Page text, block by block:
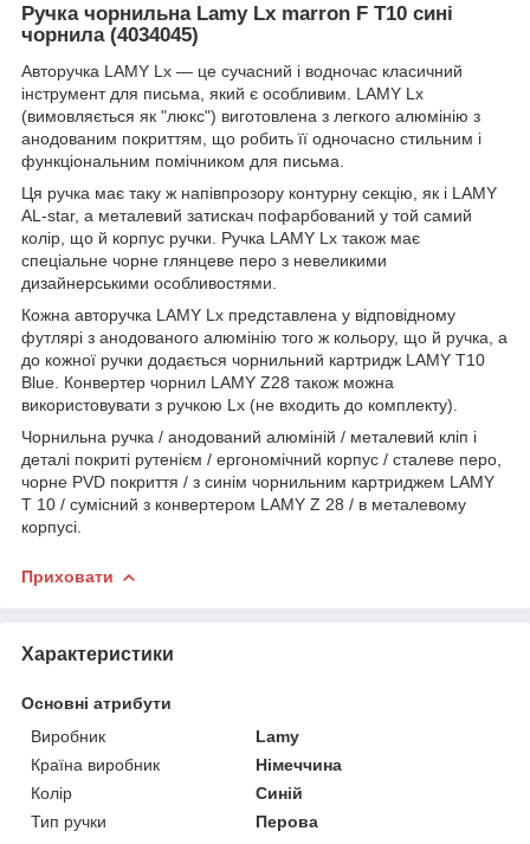
Ручка чорнильна Lamy Lx marron F T10 сині
чорнила (4034045)
Авторучка LAMY Lx — це сучасний і водночас класичний
інструмент для письма, який є особливим. LAMY Lx
(вимовляється як "люкс") виготовлена з легкого алюмінію з
анодованим покриттям, що робить її одночасно стильним і
функціональним помічником для письма.
Ця ручка має таку ж напівпрозору контурну секцію, як і LAMY
AL-star, а металевий затискач пофарбований у той самий
колір, що й корпус ручки. Ручка LAMY Lx також має
спеціальне чорне глянцеве перо з невеликими
дизайнерськими особливостями.
Кожна авторучка LAMY Lx представлена у відповідному
футлярі з анодованого алюмінію того ж кольору, що й ручка, а
до кожної ручки додається чорнильний картридж LAMY T10
Blue. Конвертер чорнил LAMY Z28 також можна
використовувати з ручкою Lx (не входить до комплекту).
Чорнильна ручка / анодований алюміній / металевий кліп і
деталі покриті рутенієм / ергономічний корпус / сталеве перо,
чорне PVD покриття / з синім чорнильним картриджем LAMY
T 10 / сумісний з конвертером LAMY Z 28 / в металевому
корпусі.
Приховати
Характеристики
Основні атрибути
Виробник
Lamy
Країна виробник
Німеччина
Колір
Синій
Тип ручки
Перова